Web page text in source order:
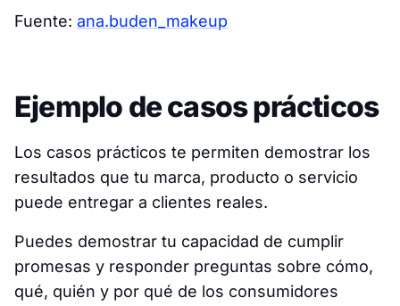
Fuente: ana.buden_makeup
Ejemplo de casos prácticos
Los casos prácticos te permiten demostrar los
resultados que tu marca, producto o servicio
puede entregar a clientes reales.
Puedes demostrar tu capacidad de cumplir
promesas y responder preguntas sobre cómo,
qué, quién y por qué de los consumidores